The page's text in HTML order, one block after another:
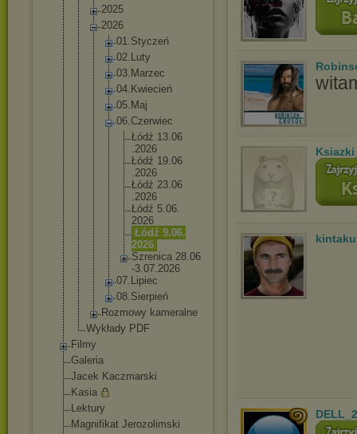
2025
2026
01.Styczeń
02.Luty
03.Marzec
04.Kwiecień
05.Maj
06.Czerwiec
Łódź 13.06
.2026
Łódź 19.06
.2026
Łódź 23.06
.2026
Łódź 5.06.
2026
Łódź 9.06.
2026
Szrenica 28.06
-3.07.2026
07.Lipiec
08.Sierpień
Rozmowy kameralne
Wykłady PDF
Filmy
Galeria
Jacek Kaczmarski
Kasia
Lektury
Magnifikat Jerozolimski